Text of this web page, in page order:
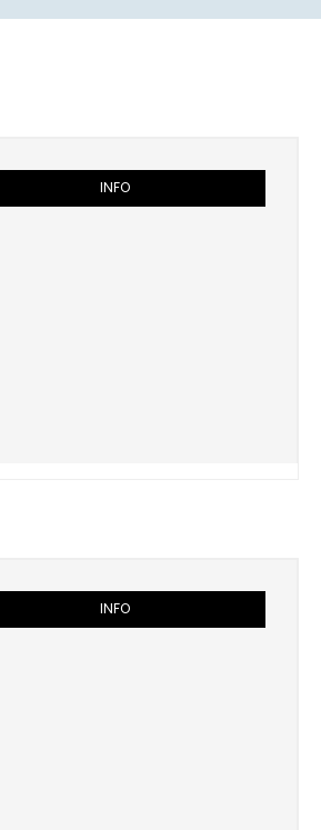
INFO
INFO